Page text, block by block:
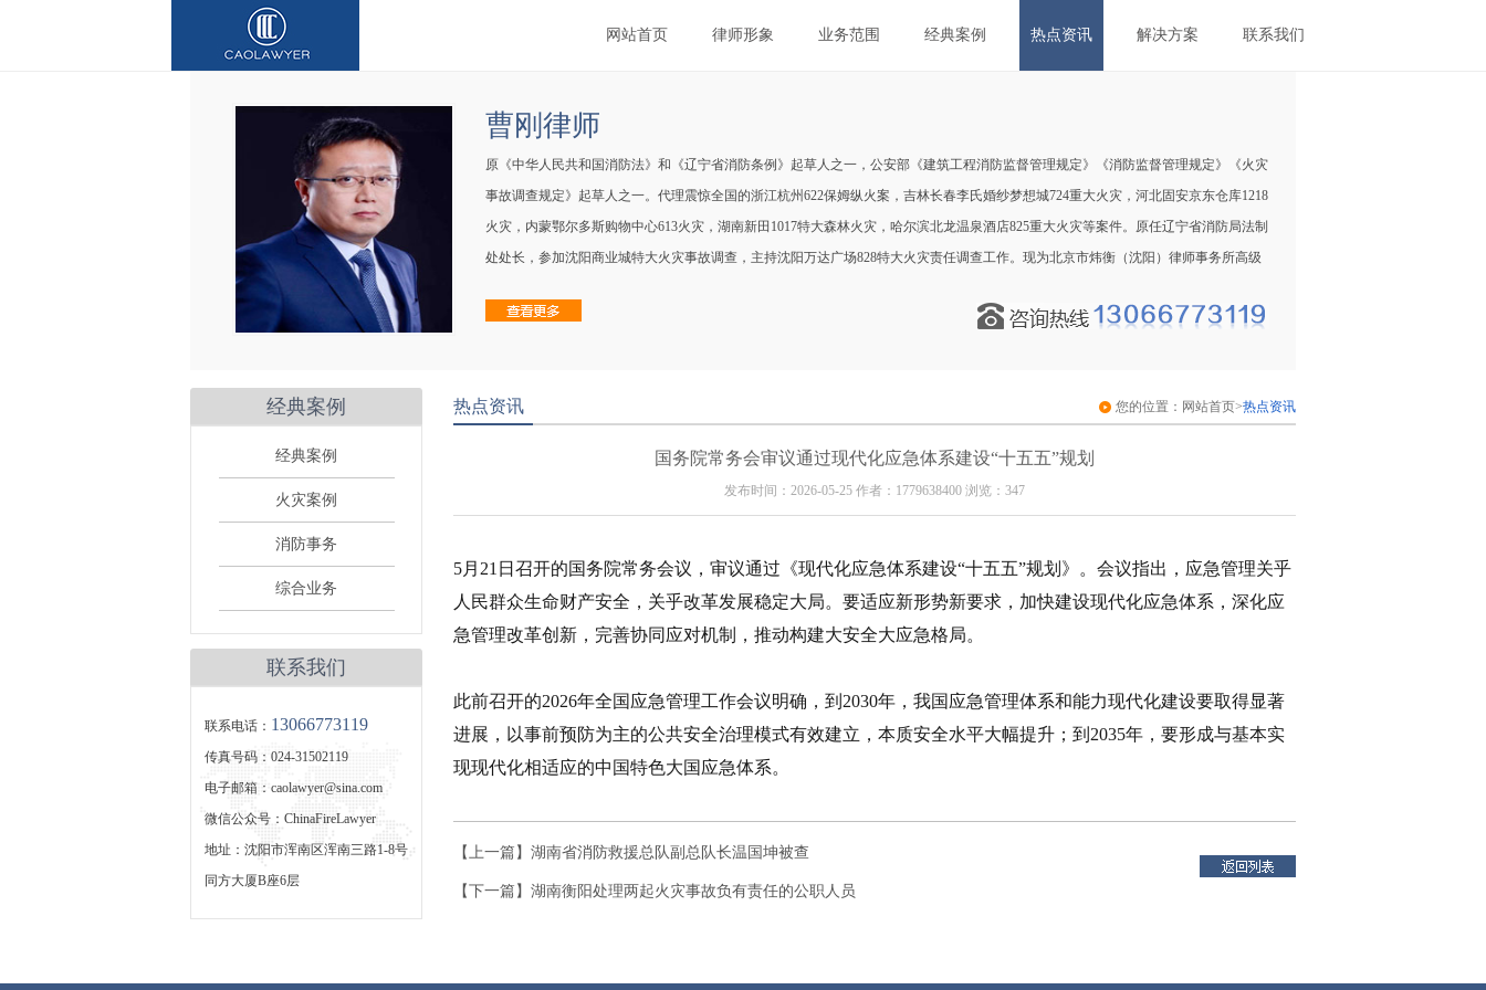
网站首页 律师形象 业务范围 经典案例 热点资讯 解决方案 联系我们
曹刚律师
原《中华人民共和国消防法》和《辽宁省消防条例》起草人之一，公安部《建筑工程消防监督管理规定》《消防监督管理规定》《火灾
事故调查规定》起草人之一。代理震惊全国的浙江杭州622保姆纵火案，吉林长春李氏婚纱梦想城724重大火灾，河北固安京东仓库1218
火灾，内蒙鄂尔多斯购物中心613火灾，湖南新田1017特大森林火灾，哈尔滨北龙温泉酒店825重大火灾等案件。原任辽宁省消防局法制
处处长，参加沈阳商业城特大火灾事故调查，主持沈阳万达广场828特大火灾责任调查工作。现为北京市炜衡（沈阳）律师事务所高级
经典案例
经典案例
火灾案例
消防事务
综合业务
联系我们
联系电话： 13066773119
传真号码：024-31502119
电子邮箱：caolawyer@sina.com
微信公众号：ChinaFireLawyer
地址：沈阳市浑南区浑南三路1-8号
同方大厦B座6层
热点资讯 您的位置： 网站首页>热点资讯
国务院常务会审议通过现代化应急体系建设“十五五”规划
发布时间：2026-05-25 作者：1779638400 浏览：347
5月21日召开的国务院常务会议，审议通过《现代化应急体系建设“十五五”规划》。会议指出，应急管理关乎
人民群众生命财产安全，关乎改革发展稳定大局。要适应新形势新要求，加快建设现代化应急体系，深化应
急管理改革创新，完善协同应对机制，推动构建大安全大应急格局。
此前召开的2026年全国应急管理工作会议明确，到2030年，我国应急管理体系和能力现代化建设要取得显著
进展，以事前预防为主的公共安全治理模式有效建立，本质安全水平大幅提升；到2035年，要形成与基本实
现现代化相适应的中国特色大国应急体系。
【上一篇】 湖南省消防救援总队副总队长温国坤被查
【下一篇】 湖南衡阳处理两起火灾事故负有责任的公职人员